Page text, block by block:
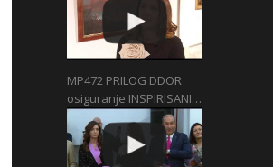
MP472 PRILOG DDOR
osiguranje INSPIRISANI…